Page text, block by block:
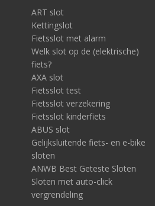
ART slot
Kettingslot
Fietsslot met alarm
Welk slot op de (elektrische)
fiets?
AXA slot
Fietsslot test
Fietsslot verzekering
Fietsslot kinderfiets
ABUS slot
Gelijksluitende fiets- en e-bike
sloten
ANWB Best Geteste Sloten
Sloten met auto-click
vergrendeling